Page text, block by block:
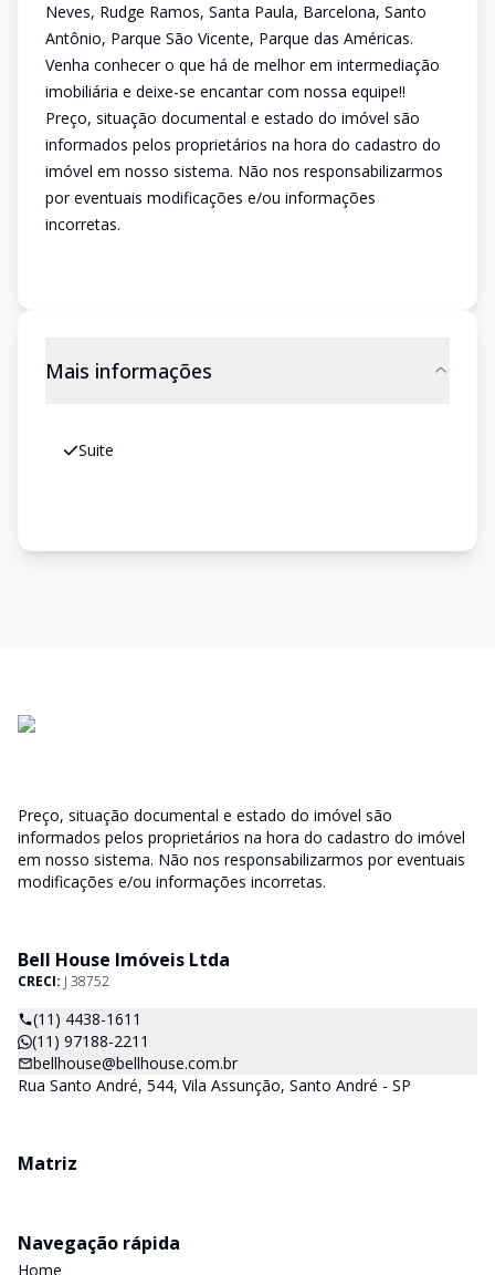
Neves, Rudge Ramos, Santa Paula, Barcelona, Santo
Antônio, Parque São Vicente, Parque das Américas.
Venha conhecer o que há de melhor em intermediação
imobiliária e deixe-se encantar com nossa equipe!!
Preço, situação documental e estado do imóvel são
informados pelos proprietários na hora do cadastro do
imóvel em nosso sistema. Não nos responsabilizarmos
por eventuais modificações e/ou informações
incorretas.
Mais informações
Suite
Preço, situação documental e estado do imóvel são
informados pelos proprietários na hora do cadastro do imóvel
em nosso sistema. Não nos responsabilizarmos por eventuais
modificações e/ou informações incorretas.
Bell House Imóveis Ltda
CRECI: J 38752
(11) 4438-1611
(11) 97188-2211
bellhouse@bellhouse.com.br
Rua Santo André, 544, Vila Assunção, Santo André - SP
Matriz
Navegação rápida
Home